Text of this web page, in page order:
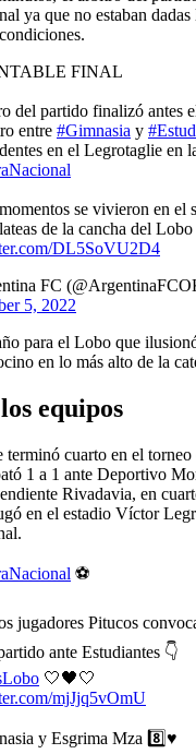
ya que no estaban dadas
FINAL
del partido finalizó antes
entre #Gimnasia y
en el Legrotaglie en
se vivieron en el
de la cancha del Lobo
DL5SoVU2D4
FC
5, 2022
para el Lobo que
en lo más alto de la
equipos
terminó cuarto en el
1 a 1 ante Deportivo
Rivadavia, en
en el estadio Víctor
⚽
jugadores Pitucos
ante Estudiantes 👇
🤍🖤🤍
mjJjq5vOmU
y Esgrima Mza 8️⃣♥️